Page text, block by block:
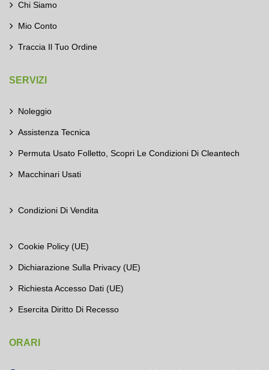
Chi Siamo
Mio Conto
Traccia Il Tuo Ordine
SERVIZI
Noleggio
Assistenza Tecnica
Permuta Usato Folletto, Scopri Le Condizioni Di Cleantech
Macchinari Usati
Condizioni Di Vendita
Cookie Policy (UE)
Dichiarazione Sulla Privacy (UE)
Richiesta Accesso Dati (UE)
Esercita Diritto Di Recesso
ORARI